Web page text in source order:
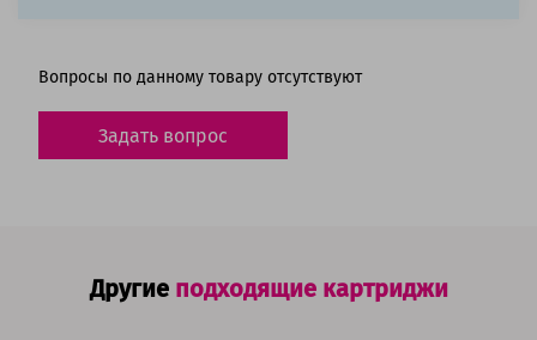
Вопросы по данному товару отсутствуют
Задать вопрос
Другие подходящие картриджи